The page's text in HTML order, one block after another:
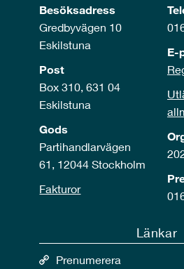
Besöksadress
Gredbyvägen 10
Eskilstuna
Post
Box 310, 631 04
Eskilstuna
Gods
Partihandlarvägen
61, 12044 Stockholm
Fakturor
E-
Länkar
Prenumerera